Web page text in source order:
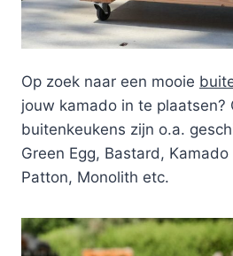
Op zoek naar een mooie
jouw kamado in te plaatsen?
buitenkeukens zijn o.a.
Green Egg, Bastard,
Patton, Monolith etc.